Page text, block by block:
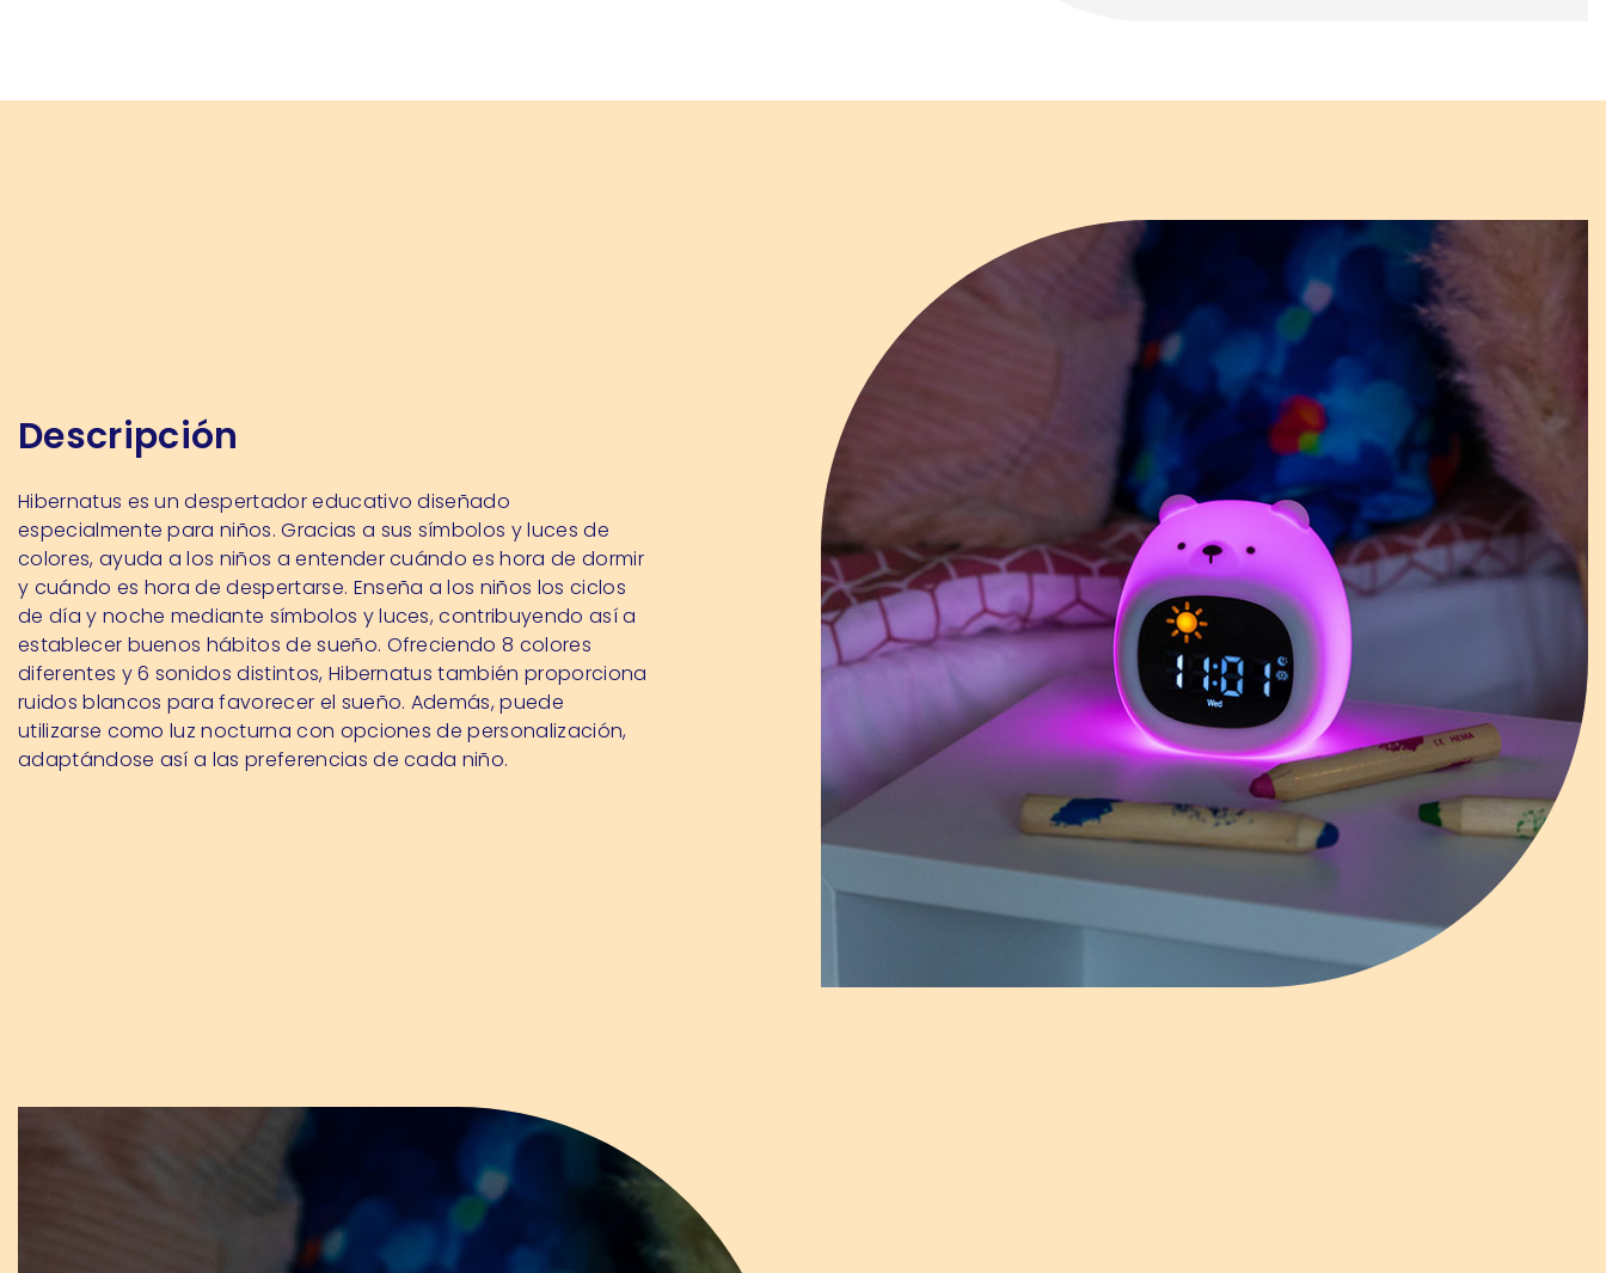
Descripción
Hibernatus es un despertador educativo diseñado
especialmente para niños. Gracias a sus símbolos y luces de
colores, ayuda a los niños a entender cuándo es hora de dormir
y cuándo es hora de despertarse. Enseña a los niños los ciclos
de día y noche mediante símbolos y luces, contribuyendo así a
establecer buenos hábitos de sueño. Ofreciendo 8 colores
diferentes y 6 sonidos distintos, Hibernatus también proporciona
ruidos blancos para favorecer el sueño. Además, puede
utilizarse como luz nocturna con opciones de personalización,
adaptándose así a las preferencias de cada niño.